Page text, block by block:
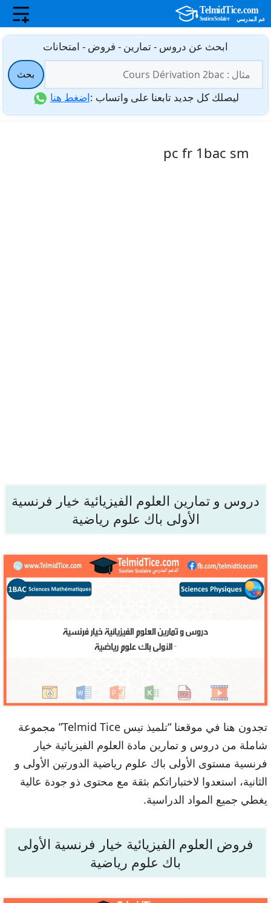
انتقل
المحتوى
ابحث عن دروس - تمارين - فروض - امتحانات
عن:
بحث
ليصلك كل جديد تابعنا على واتساب :اضغط هنا
pc fr 1bac sm
دروس و تمارين العلوم الفيزيائية خيار فرنسية
الأولى باك علوم رياضية
تجدون هنا في موقعنا “تلميذ تيس Telmid Tice” مجموعة
شاملة من دروس و تمارين مادة العلوم الفيزيائية خيار
فرنسية مستوى الأولى باك علوم رياضية الدورتين الأولى و
الثانية، استعدوا لاختباراتكم بثقة مع محتوى ذو جودة عالية
يغطي جميع المواد الدراسية.
فروض العلوم الفيزيائية خيار فرنسية الأولى
باك علوم رياضية